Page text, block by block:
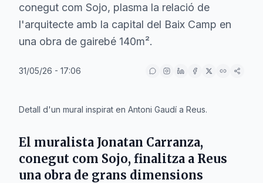
conegut com Sojo, plasma la relació de
l'arquitecte amb la capital del Baix Camp en
una obra de gairebé 140m².
31/05/26 - 17:06
Detall d'un mural inspirat en Antoni Gaudí a Reus.
El muralista Jonatan Carranza,
conegut com Sojo, finalitza a Reus
una obra de grans dimensions